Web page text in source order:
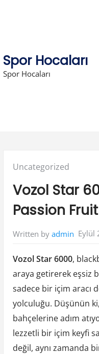
Spor Hocaları
Spor Hocaları
Posted
Uncategorized
Vozol Star
Passion
Written by admin Eylül
Vozol Star 6000,
araya getirerek eşsiz
sadece bir içim aracı
yolculuğu. Düşünün
bahçelerine adım
lezzetli bir içim keyfi
değil, aynı zamanda